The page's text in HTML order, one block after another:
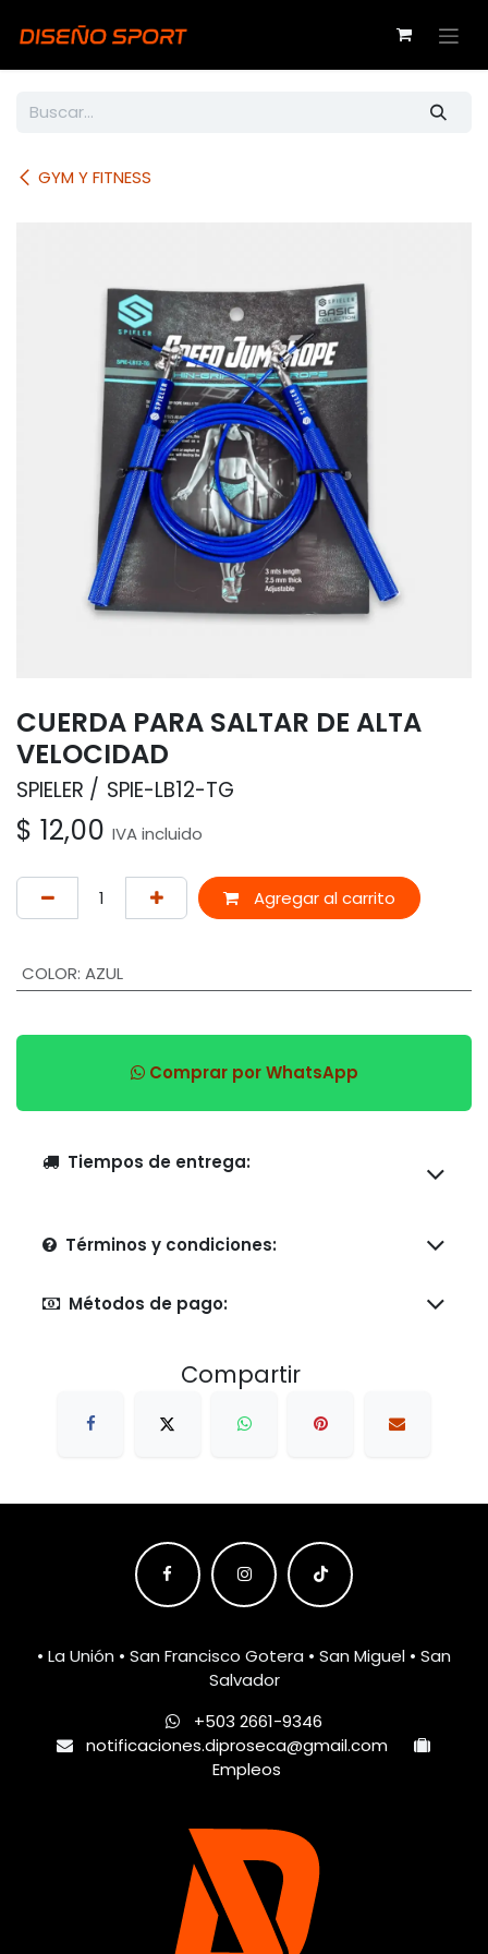
GYM Y FITNESS
CUERDA PARA SALTAR DE ALTA
VELOCIDAD
SPIELER SPIE-LB12-TG
$ 12,00 IVA incluido
Agregar al carrito
COLOR: AZUL
Comprar por WhatsApp
Tiempos de entrega:
Términos y condiciones:
Métodos de pago:
Compartir
• La Unión • San Francisco Gotera • San Miguel • San
Salvador
+503 2661-9346
notificaciones.diproseca@gmail.com
Empleos